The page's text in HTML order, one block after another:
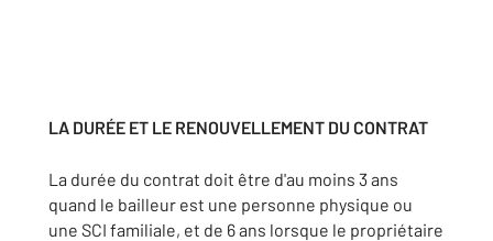
LA DURÉE ET LE RENOUVELLEMENT DU CONTRAT
La durée du contrat doit être d'au moins 3 ans
quand le bailleur est une personne physique ou
une SCI familiale, et de 6 ans lorsque le propriétaire